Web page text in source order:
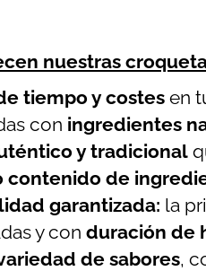
nuestras
tiempo y costes en
con ingredientes
y tradicional
contenido de
garantizada: la
y con duración de
de sabores,